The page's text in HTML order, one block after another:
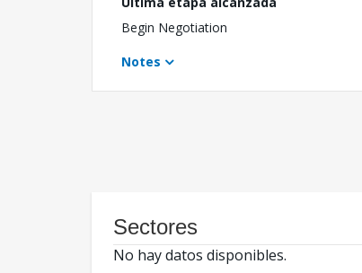
Begin Negotiation
Notes
Sectores
No hay datos disponibles.